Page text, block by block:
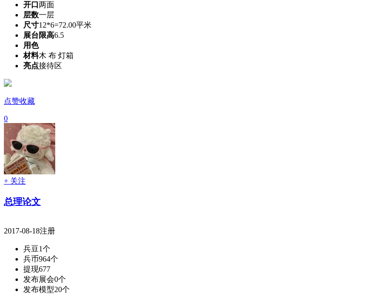
开口 两面
层数一层
尺寸12*6=72.00平米
展台限高6.5
用色
材料木 布 灯箱
亮点接待区
点赞收藏
0
+ 关注
总理论文
2017-08-18注册
兵豆1个
兵币964个
提现677
发布展会0个
发布模型20个